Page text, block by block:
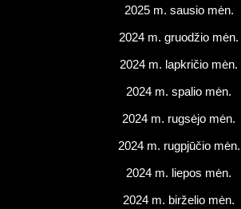
2025 m. sausio mėn.
2024 m. gruodžio mėn.
2024 m. lapkričio mėn.
2024 m. spalio mėn.
2024 m. rugsėjo mėn.
2024 m. rugpjūčio mėn.
2024 m. liepos mėn.
2024 m. birželio mėn.